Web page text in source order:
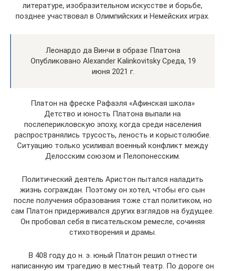
литературе, изобразительном искусстве и борьбе,
позднее участвовал в Олимпийских и Немейских играх.
Леонардо да Винчи в образе Платона
Опубликовано Alexander Kalinkovitsky Среда, 19
июня 2021 г.
Платон на фреске Рафаэля «Афинская школа»
Детство и юность Платона выпали на
послеперикловскую эпоху, когда среди населения
распространялись трусость, леность и корыстолюбие.
Ситуацию только усиливал военный конфликт между
Делосским союзом и Пелопонесским.
Политический деятель Аристон пытался наладить
жизнь сограждан. Поэтому он хотел, чтобы его сын
после получения образования тоже стал политиком, но
сам Платон придерживался других взглядов на будущее.
Он пробовал себя в писательском ремесле, сочиняя
стихотворения и драмы.
В 408 году до н. э. юный Платон решил отнести
написанную им трагедию в местный театр. По дороге он